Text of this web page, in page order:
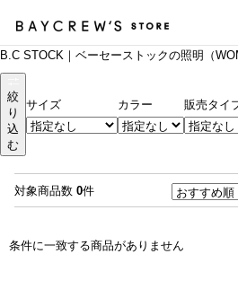
B.C STOCK｜ベーセーストックの照明（
絞
り
込
む
サイズ カラー 販売タイ
対象商品数 0件
条件に一致する商品がありません